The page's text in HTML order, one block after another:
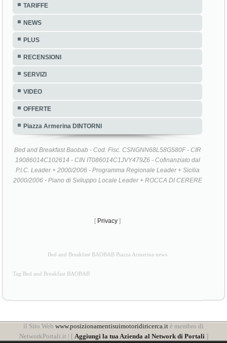
TARIFFE
NEWS
PLUS
RECENSIONI
SERVIZI
VIDEO
OFFERTE
Piazza Armerina DINTORNI
Bed and Breakfast Baobab - Cod. Fisc. CSNGNN68L58G580F - CIR
19086014C102614 - CIN IT086014C1JVY479Z6 - Cofinanziato dal
P.I.C. Leader + 2000/2006 - Programma Regionale Leader + Sicilia
2000/2006 - Piano di Sviluppo Locale Leader + ROCCA DI CERERE
[ Privacy ]
Bed and Breakfast BAOBAB Piazza Armerina news
Tag Bed and Breakfast BAOBAB
il Sito Web www.posizionamentisuimotoridiricerca.it è membro di
NetworkPortali.it | [ Aggiungi la tua Azienda al Network di Portali ]